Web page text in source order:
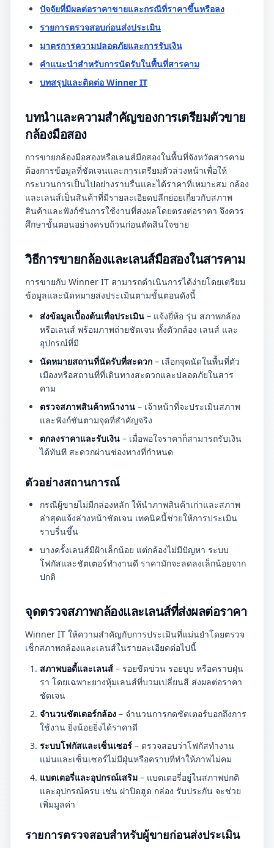
ปัจจัยที่มีผลต่อราคาขายและกรณีที่ราคาขึ้นหรือลง
รายการตรวจสอบก่อนส่งประเมิน
มาตรการความปลอดภัยและการรับเงิน
คำแนะนำสำหรับการนัดรับในพื้นที่สารคาม
บทสรุปและติดต่อ Winner IT
บทนำและความสำคัญของการเตรียมตัวขาย
กล้องมือสอง
การขายกล้องมือสองหรือเลนส์มือสองในพื้นที่จังหวัดสารคาม
ต้องการข้อมูลที่ชัดเจนและการเตรียมตัวล่วงหน้าเพื่อให้
กระบวนการเป็นไปอย่างราบรื่นและได้ราคาที่เหมาะสม กล้อง
และเลนส์เป็นสินค้าที่มีรายละเอียดปลีกย่อยเกี่ยวกับสภาพ
สินค้าและฟังก์ชันการใช้งานที่ส่งผลโดยตรงต่อราคา จึงควร
ศึกษาขั้นตอนอย่างครบถ้วนก่อนตัดสินใจขาย
วิธีการขายกล้องและเลนส์มือสองในสารคาม
การขายกับ Winner IT สามารถดำเนินการได้ง่ายโดยเตรียม
ข้อมูลและนัดหมายส่งประเมินตามขั้นตอนดังนี้
ส่งข้อมูลเบื้องต้นเพื่อประเมิน – แจ้งยี่ห้อ รุ่น สภาพกล้อง
หรือเลนส์ พร้อมภาพถ่ายชัดเจน ทั้งตัวกล้อง เลนส์ และ
อุปกรณ์ที่มี
นัดหมายสถานที่นัดรับที่สะดวก – เลือกจุดนัดในพื้นที่ตัว
เมืองหรือสถานที่ที่เดินทางสะดวกและปลอดภัยในสาร
คาม
ตรวจสภาพสินค้าหน้างาน – เจ้าหน้าที่จะประเมินสภาพ
และฟังก์ชันตามจุดที่สำคัญจริง
ตกลงราคาและรับเงิน – เมื่อพอใจราคาก็สามารถรับเงิน
ได้ทันที สะดวกผ่านช่องทางที่กำหนด
ตัวอย่างสถานการณ์
กรณีผู้ขายไม่มีกล่องหลัก ให้นำภาพสินค้าเก่าและสภาพ
ล่าสุดแจ้งล่วงหน้าชัดเจน เทคนิคนี้ช่วยให้การประเมิน
ราบรื่นขึ้น
บางครั้งเลนส์มีฝ้าเล็กน้อย แต่กล้องไม่มีปัญหา ระบบ
โฟกัสและชัตเตอร์ทำงานดี ราคามักจะลดลงเล็กน้อยจาก
ปกติ
จุดตรวจสภาพกล้องและเลนส์ที่ส่งผลต่อราคา
Winner IT ให้ความสำคัญกับการประเมินที่แม่นยำโดยตรวจ
เช็กสภาพกล้องและเลนส์ในรายละเอียดต่อไปนี้
สภาพบอดี้และเลนส์ – รอยขีดข่วน รอยบุบ หรือคราบฝุ่น
รา โดยเฉพาะยางหุ้มเลนส์ที่บวมเปลี่ยนสี ส่งผลต่อราคา
ชัดเจน
จำนวนชัตเตอร์กล้อง – จำนวนการกดชัตเตอร์บอกถึงการ
ใช้งาน ยิ่งน้อยยิ่งได้ราคาดี
ระบบโฟกัสและเซ็นเซอร์ – ตรวจสอบว่าโฟกัสทำงาน
แม่นและเซ็นเซอร์ไม่มีฝุ่นหรือคราบที่ทำให้ภาพไม่คม
แบตเตอรี่และอุปกรณ์เสริม – แบตเตอรี่อยู่ในสภาพปกติ
และอุปกรณ์ครบ เช่น ฝาปิดฮูด กล่อง รับประกัน จะช่วย
เพิ่มมูลค่า
รายการตรวจสอบสำหรับผู้ขายก่อนส่งประเมิน